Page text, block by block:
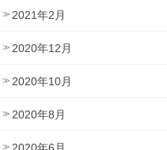
2021年2月
2020年12月
2020年10月
2020年8月